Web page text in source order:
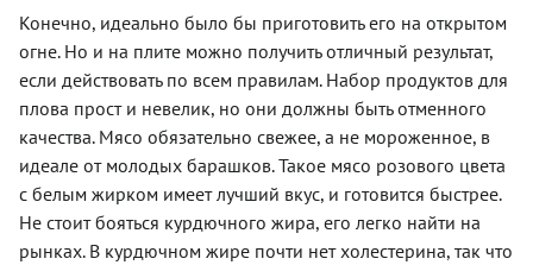
Конечно, идеально было бы приготовить его на открытом
огне. Но и на плите можно получить отличный результат,
если действовать по всем правилам. Набор продуктов для
плова прост и невелик, но они должны быть отменного
качества. Мясо обязательно свежее, а не мороженное, в
идеале от молодых барашков. Такое мясо розового цвета
с белым жирком имеет лучший вкус, и готовится быстрее.
Не стоит бояться курдючного жира, его легко найти на
рынках. В курдючном жире почти нет холестерина, так что